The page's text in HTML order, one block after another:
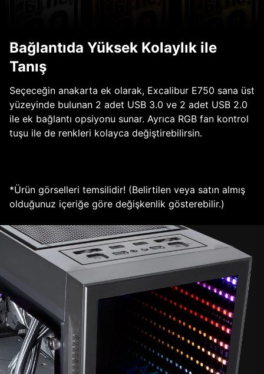
Bağlantıda Yüksek Kolaylık ile
Tanış
Seçeceğin anakarta ek olarak, Excalibur E750 sana üst
yüzeyinde bulunan 2 adet USB 3.0 ve 2 adet USB 2.0
ile ek bağlantı opsiyonu sunar. Ayrıca RGB fan kontrol
tuşu ile de renkleri kolayca değiştirebilirsin.
*Ürün görselleri temsilidir! (Belirtilen veya satın almış
olduğunuz içeriğe göre değişkenlik gösterebilir.)